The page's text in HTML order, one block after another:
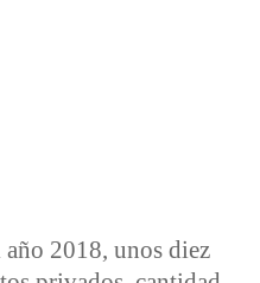
año 2018, unos diez